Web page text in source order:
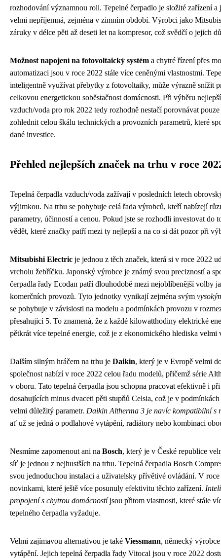
rozhodování významnou roli. Tepelné čerpadlo je složité zařízení a
velmi nepříjemná, zejména v zimním období. Výrobci jako
záruky v délce pěti až deseti let na kompresor, což svědčí o jejich
Možnost napojení na fotovoltaický systém a chytré řízení přes
automatizaci jsou v roce 2022 stále více ceněnými vlastnostmi.
inteligentně využívat přebytky z fotovoltaiky, může výrazně snížit
celkovou energetickou soběstačnost domácnosti. Při výběru
vzduch/voda pro rok 2022 tedy rozhodně nestačí porovnávat
zohlednit celou škálu technických a provozních parametrů, které
dané investice.
Přehled nejlepších značek na trhu v roce
Tepelná čerpadla vzduch/voda zažívají v posledních letech
výjimkou. Na trhu se pohybuje celá řada výrobců, kteří nabízejí
parametry, účinností a cenou. Pokud jste se rozhodli investovat do
vědět, které značky patří mezi ty nejlepší a na co si dát pozor při
Mitsubishi Electric je jednou z těch značek, která si v roce 2022
vrcholu žebříčku. Japonský výrobce je známý svou precizností a
čerpadla řady Ecodan patří dlouhodobě mezi nejoblíbenější volby
komerčních provozů. Tyto jednotky vynikají zejména svým
se pohybuje v závislosti na modelu a podmínkách provozu v
přesahující 5. To znamená, že z každé kilowatthodiny elektrické
pětkrát více tepelné energie, což je z ekonomického hlediska velmi
Dalším silným hráčem na trhu je Daikin, který je v Evropě velmi
společnost nabízí v roce 2022 celou řadu modelů, přičemž série
v oboru. Tato tepelná čerpadla jsou schopna pracovat efektivně i
dosahujících minus dvaceti pěti stupňů Celsia, což je v
velmi důležitý parametr. Daikin Altherma 3 je navíc kompatibilní s
ať už se jedná o podlahové vytápění, radiátory nebo kombinaci
Nesmíme zapomenout ani na Bosch, který je v České republice
síť je jednou z nejhustších na trhu. Tepelná čerpadla Bosch
svou jednoduchou instalaci a uživatelsky přívětivé ovládání. V
novinkami, které ještě více posunuly efektivitu těchto zařízení.
propojení s chytrou domácnostíjsou přitom vlastnosti, které stále
tepelného čerpadla vyžaduje.
Velmi zajímavou alternativou je také Viessmann, německý
vytápění. Jejich tepelná čerpadla řady Vitocal jsou v roce 2022